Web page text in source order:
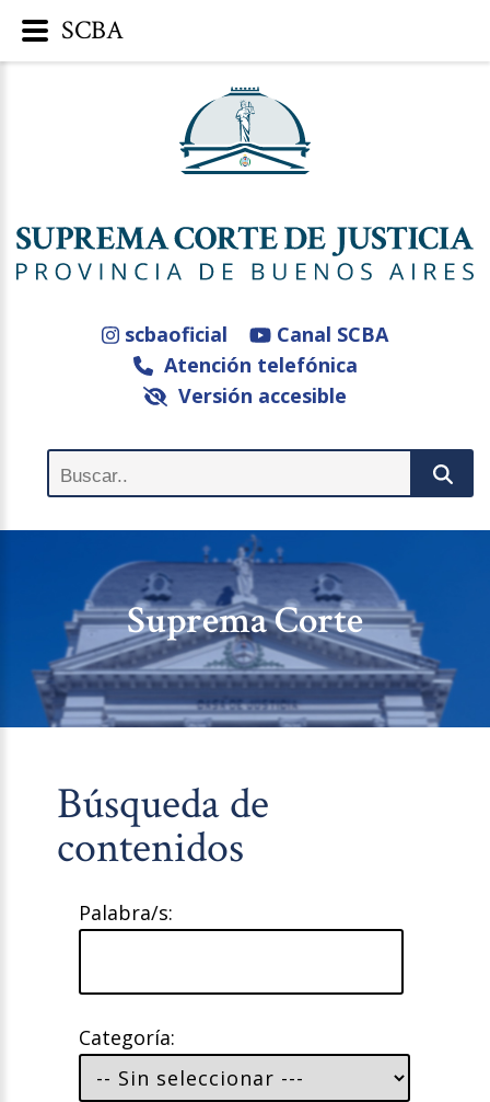
scbaoficial
Canal SCBA
Atención telefónica
Versión accesible
Suprema Corte
Búsqueda de
contenidos
Palabra/s:
Categoría:
SCBA